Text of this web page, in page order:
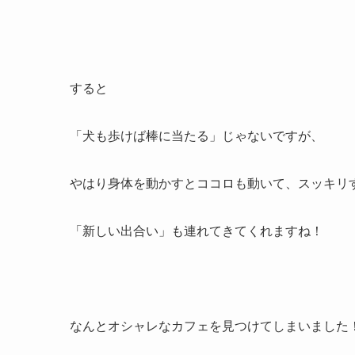
すると
「犬も歩けば棒に当たる」じゃないですが、
やはり身体を動かすとココロも動いて、スッキリ
「新しい出合い」も連れてきてくれますね！
なんとオシャレなカフェを見つけてしまいました